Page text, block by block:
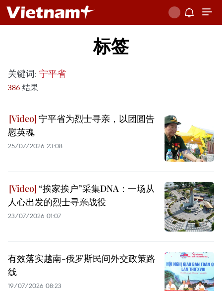
标签
关键词: 宁平省
386 结果
宁平省为烈士寻亲，以团圆告
慰英魂
25/07/2026 23:08
“挨家挨户”采集DNA：一场从
人心出发的烈士寻亲战役
23/07/2026 01:07
有效落实越南-俄罗斯民间外交政策路
线
19/07/2026 08:23